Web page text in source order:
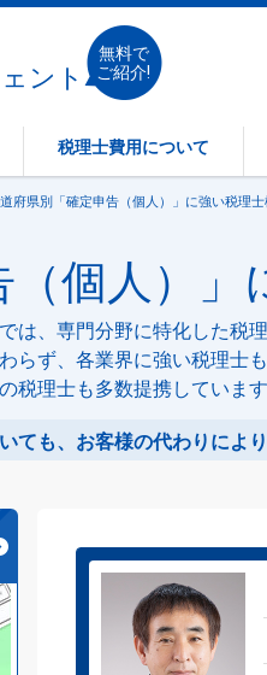
ント
無料で
ご紹介!
税理士費用について
府県別「確定申告（個人）」に強い税理
（個人）
は、専門分野に特化した税
らず、各業界に強い税理士
税理士も多数提携していま
ても、お客様の代わりによ